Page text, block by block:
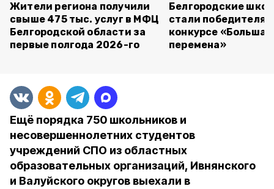
Жители региона получили
свыше 475 тыс. услуг в МФЦ
Белгородской области за
первые полгода 2026-го
Белгородские
стали
конкурсе «Большая
перемена»
Ещё порядка 750 школьников и
несовершеннолетних студентов
учреждений СПО из областных
образовательных организаций, Ивнянского
и Валуйского округов выехали в